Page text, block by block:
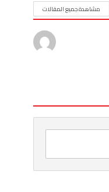
مشاهدة جميع المقالات